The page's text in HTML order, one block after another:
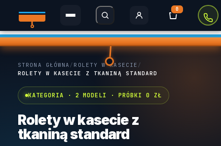
0
Rolety Dzień i Noc
Rolety w kasecie
Plisy
Rolety MINI
Rolety zaciemniające
STRONA GŁÓWNA / ROLETY W KASECIE /
ROLETY W KASECIE Z TKANINĄ STANDARD
KATEGORIA · 2 MODELI · PRÓBKI 0 ZŁ
Rolety w kasecie z
tkaniną standard